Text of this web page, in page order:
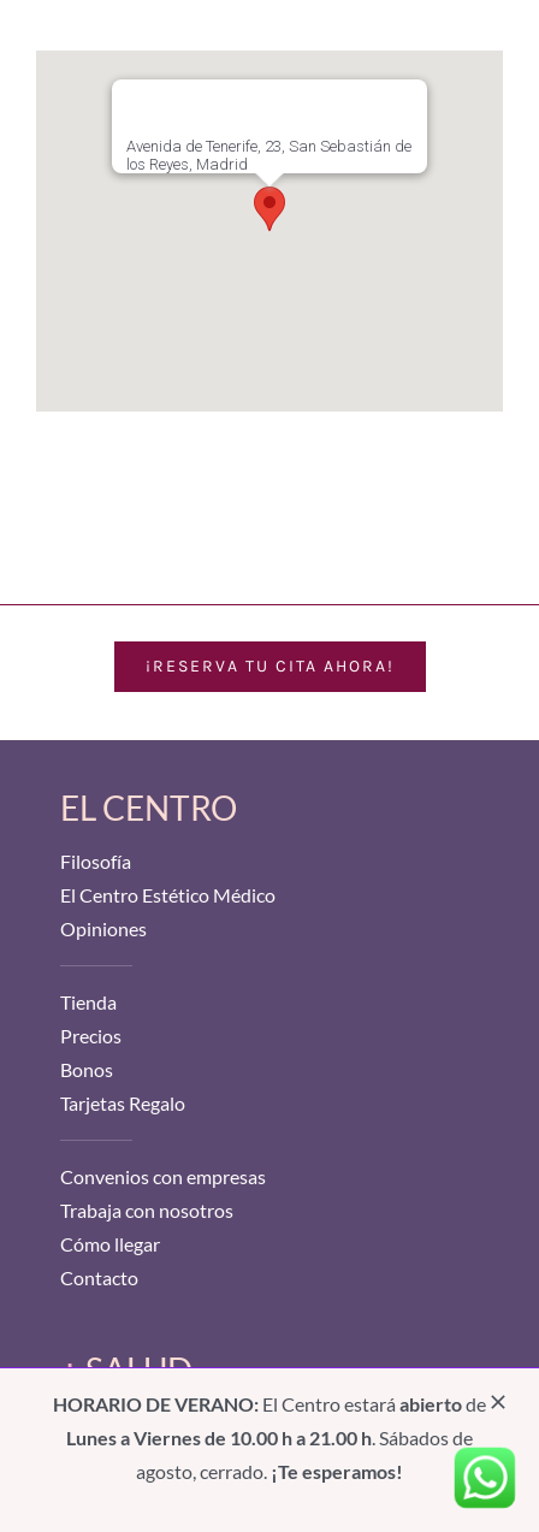
Avenida de Tenerife, 23, San Sebastián de
los Reyes, Madrid
¡RESERVA TU CITA AHORA!
EL CENTRO
Filosofía
El Centro Estético Médico
Opiniones
Tienda
Precios
Bonos
Tarjetas Regalo
Convenios con empresas
Trabaja con nosotros
Cómo llegar
Contacto
+SALUD
Fisioterapia
Fisioterapia estética
Drenaje Linfático Manual by JS
HORARIO DE VERANO: El Centro estará abiertode
Lunes a Viernes de 10.00 h a 21.00 h. Sábados de
agosto, cerrado. ¡Te esperamos!